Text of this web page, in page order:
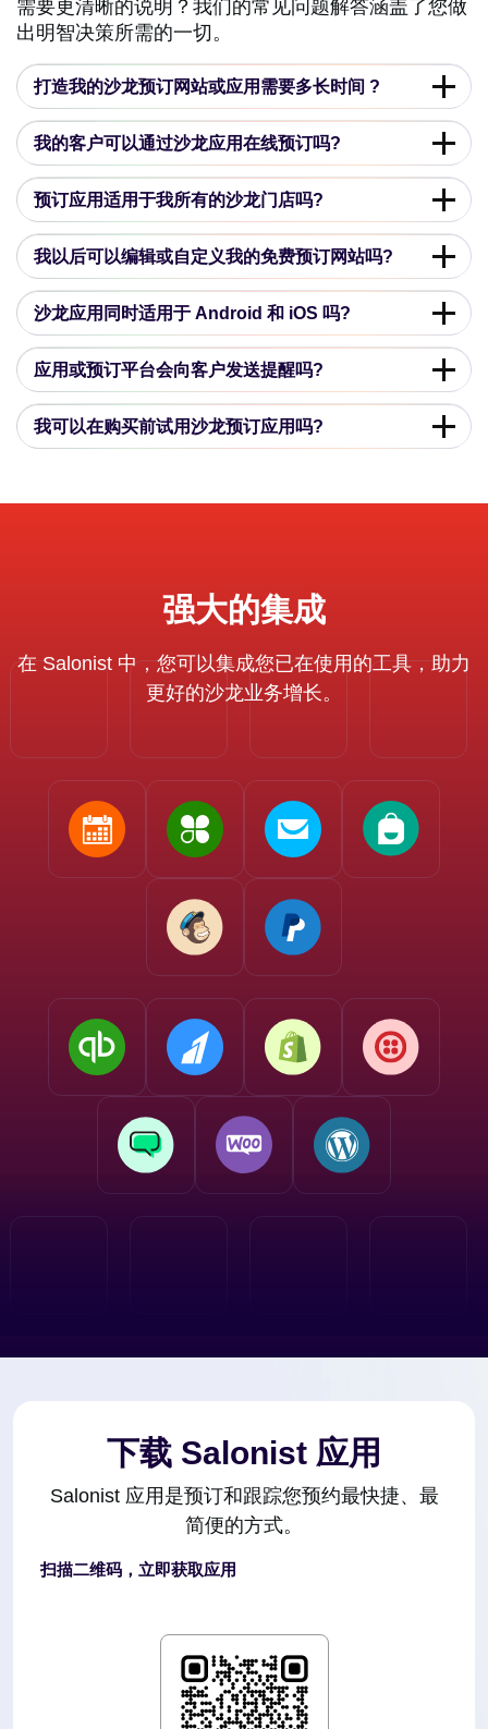
需要更清晰的说明？我们的常见问题解答涵盖了您做
出明智决策所需的一切。
打造我的沙龙预订网站或应用需要多长时间 ?
我的客户可以通过沙龙应用在线预订吗?
预订应用适用于我所有的沙龙门店吗?
我以后可以编辑或自定义我的免费预订网站吗?
沙龙应用同时适用于 Android 和 iOS 吗?
应用或预订平台会向客户发送提醒吗?
我可以在购买前试用沙龙预订应用吗?
强大的集成
在 Salonist 中，您可以集成您已在使用的工具，助力
更好的沙龙业务增长。
下载 Salonist 应用
Salonist 应用是预订和跟踪您预约最快捷、最
简便的方式。
扫描二维码，立即获取应用